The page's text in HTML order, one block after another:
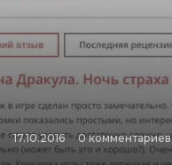
17.10.2016 0 комментариев